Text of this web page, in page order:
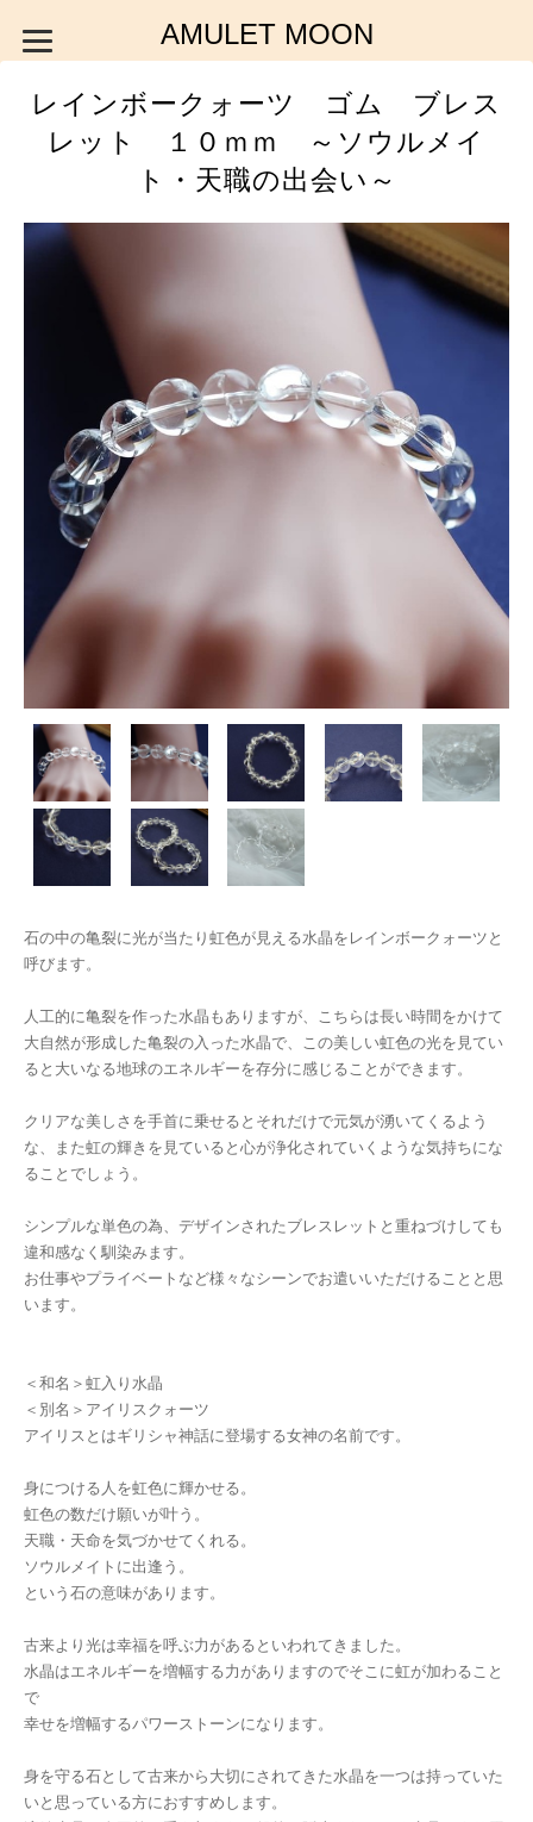
AMULET MOON
レインボークォーツ ゴム ブレス
レット １０ｍｍ ～ソウルメイ
ト・天職の出会い～
石の中の亀裂に光が当たり虹色が見える水晶をレインボークォーツと
呼びます。
人工的に亀裂を作った水晶もありますが、こちらは長い時間をかけて
大自然が形成した亀裂の入った水晶で、この美しい虹色の光を見てい
ると大いなる地球のエネルギーを存分に感じることができます。
クリアな美しさを手首に乗せるとそれだけで元気が湧いてくるよう
な、また虹の輝きを見ていると心が浄化されていくような気持ちにな
ることでしょう。
シンプルな単色の為、デザインされたブレスレットと重ねづけしても
違和感なく馴染みます。
お仕事やプライベートなど様々なシーンでお遣いいただけることと思
います。
＜和名＞虹入り水晶
＜別名＞アイリスクォーツ
アイリスとはギリシャ神話に登場する女神の名前です。
身につける人を虹色に輝かせる。
虹色の数だけ願いが叶う。
天職・天命を気づかせてくれる。
ソウルメイトに出逢う。
という石の意味があります。
古来より光は幸福を呼ぶ力があるといわれてきました。
水晶はエネルギーを増幅する力がありますのでそこに虹が加わること
で
幸せを増幅するパワーストーンになります。
身を守る石として古来から大切にされてきた水晶を一つは持っていた
いと思っている方におすすめします。